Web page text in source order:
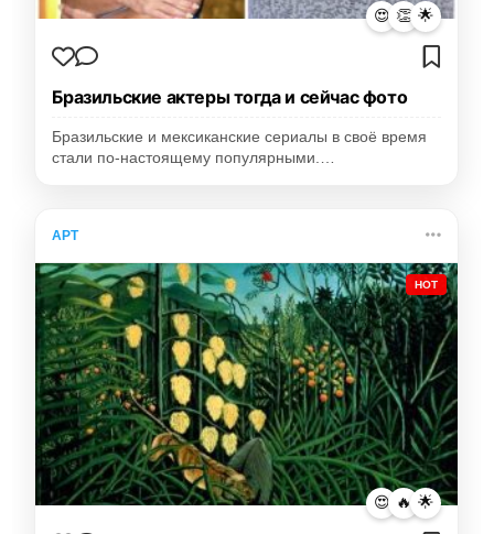
😍 👏 🌟
Бразильские актеры тогда и сейчас фото
Бразильские и мексиканские сериалы в своё время
стали по-настоящему популярными.…
АРТ
HOT
😍 🔥 🌟